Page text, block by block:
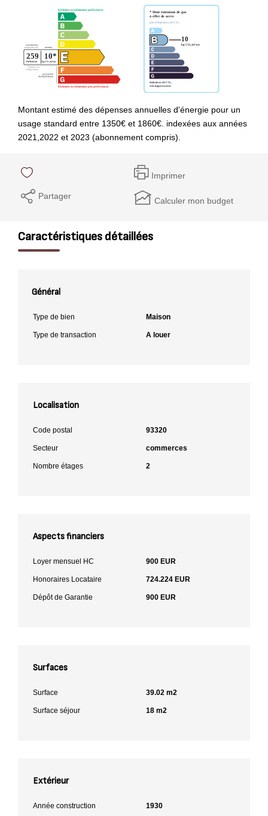
Montant estimé des dépenses annuelles d'énergie pour un
usage standard entre 1350€ et 1860€. indexées aux années
2021,2022 et 2023 (abonnement compris).
Imprimer
Partager Calculer mon budget
Caractéristiques détaillées
Général
Type de bien Maison
Type de transaction A louer
Localisation
Code postal 93320
Secteur commerces
Nombre étages 2
Aspects financiers
Loyer mensuel HC 900 EUR
Honoraires Locataire 724.224 EUR
Dépôt de Garantie 900 EUR
Surfaces
Surface 39.02 m2
Surface séjour 18 m2
Extérieur
Année construction 1930